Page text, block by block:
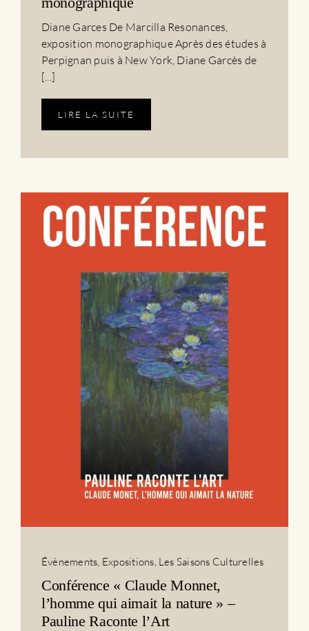
Diane Garces De Marcilla Resonances,
exposition monographique Après des études à
Perpignan puis à New York, Diane Garcès de
[...]
LIRE LA SUITE
Évènements, Expositions, Les Saisons Culturelles
Conférence « Claude Monnet,
l’homme qui aimait la nature » –
Pauline Raconte l’Art